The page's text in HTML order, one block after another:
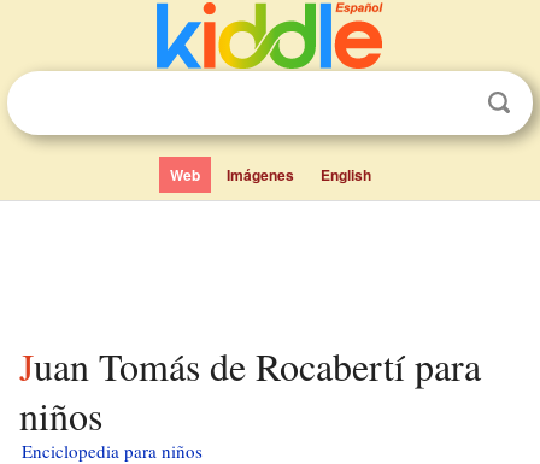
Web Imágenes English
Juan Tomás de Rocabertí para
niños
Enciclopedia para niños